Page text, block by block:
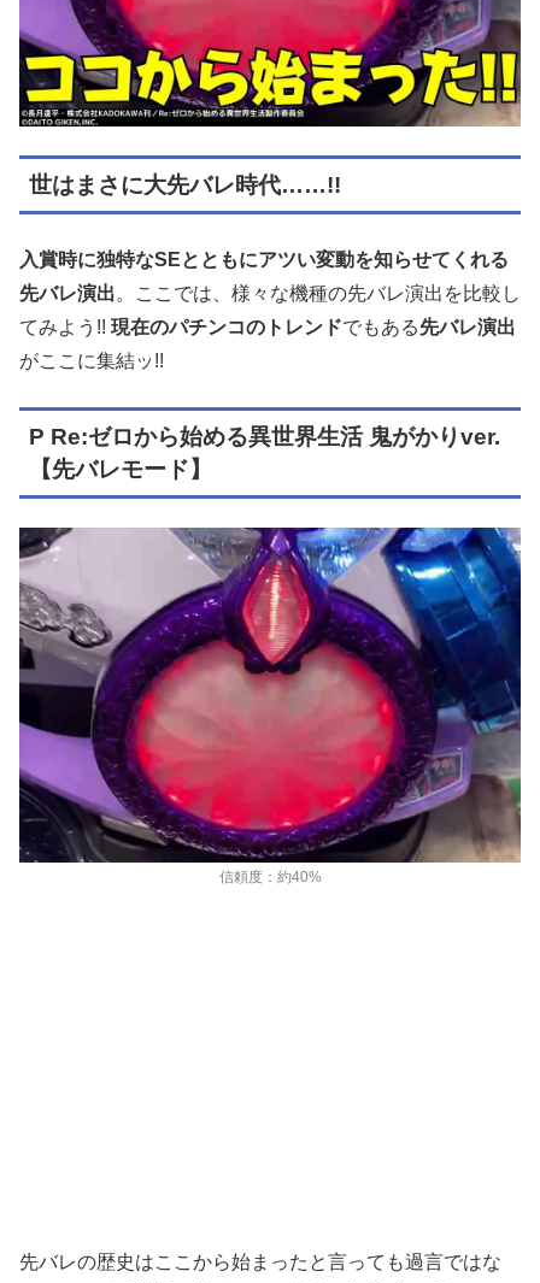
世はまさに大先バレ時代……!!
入賞時に独特なSEとともにアツい変動を知らせてくれる
先バレ演出。ここでは、様々な機種の先バレ演出を比較し
てみよう!! 現在のパチンコのトレンドでもある先バレ演出
がここに集結ッ!!
P Re:ゼロから始める異世界生活 鬼がかりver.
【先バレモード】
信頼度：約40%
先バレの歴史はここから始まったと言っても過言ではな